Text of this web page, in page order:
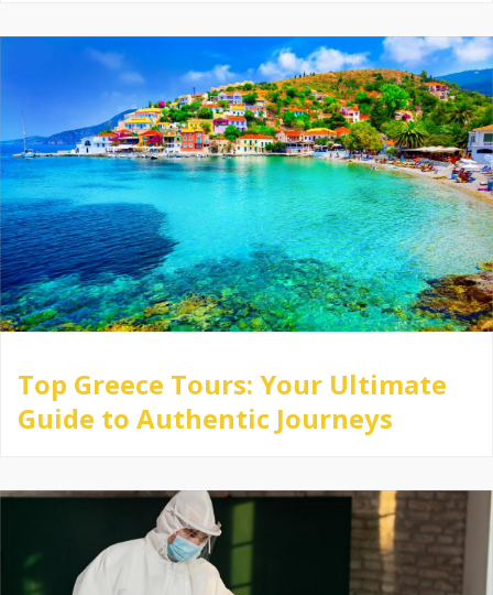
Top Greece Tours: Your Ultimate
Guide to Authentic Journeys